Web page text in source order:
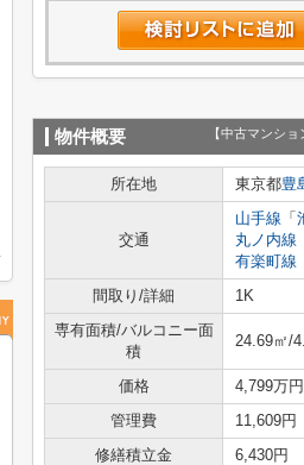
物件概要 【中古マンショ
所在地 東京都豊
交通
山手線 「
丸ノ内線
有楽町線
間取り/詳細
1K
専有面積/バルコニー面
積
24.69㎡/
価格
4,799万円
管理費
11,609円
修繕積立金
6,430円